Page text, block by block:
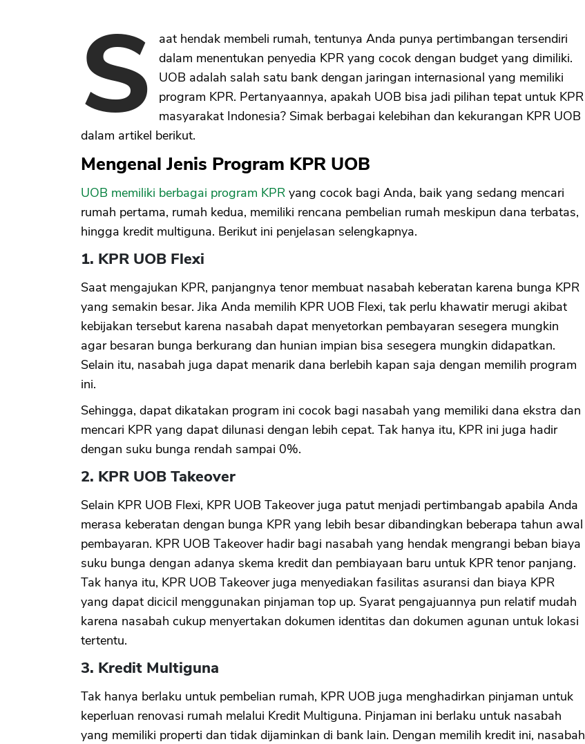
S
aat hendak membeli rumah, tentunya Anda punya pertimbangan tersendiri
dalam menentukan penyedia KPR yang cocok dengan budget yang dimiliki.
UOB adalah salah satu bank dengan jaringan internasional yang memiliki
program KPR. Pertanyaannya, apakah UOB bisa jadi pilihan tepat untuk KPR
masyarakat Indonesia? Simak berbagai kelebihan dan kekurangan KPR UOB
dalam artikel berikut.
Mengenal Jenis Program KPR UOB
UOB memiliki berbagai program KPR yang cocok bagi Anda, baik yang sedang mencari
rumah pertama, rumah kedua, memiliki rencana pembelian rumah meskipun dana terbatas,
hingga kredit multiguna. Berikut ini penjelasan selengkapnya.
1. KPR UOB Flexi
Saat mengajukan KPR, panjangnya tenor membuat nasabah keberatan karena bunga KPR
yang semakin besar. Jika Anda memilih KPR UOB Flexi, tak perlu khawatir merugi akibat
kebijakan tersebut karena nasabah dapat menyetorkan pembayaran sesegera mungkin
agar besaran bunga berkurang dan hunian impian bisa sesegera mungkin didapatkan.
Selain itu, nasabah juga dapat menarik dana berlebih kapan saja dengan memilih program
ini.
Sehingga, dapat dikatakan program ini cocok bagi nasabah yang memiliki dana ekstra dan
mencari KPR yang dapat dilunasi dengan lebih cepat. Tak hanya itu, KPR ini juga hadir
dengan suku bunga rendah sampai 0%.
2. KPR UOB Takeover
Selain KPR UOB Flexi, KPR UOB Takeover juga patut menjadi pertimbangab apabila Anda
merasa keberatan dengan bunga KPR yang lebih besar dibandingkan beberapa tahun awal
pembayaran. KPR UOB Takeover hadir bagi nasabah yang hendak mengrangi beban biaya
suku bunga dengan adanya skema kredit dan pembiayaan baru untuk KPR tenor panjang.
Tak hanya itu, KPR UOB Takeover juga menyediakan fasilitas asuransi dan biaya KPR
yang dapat dicicil menggunakan pinjaman top up. Syarat pengajuannya pun relatif mudah
karena nasabah cukup menyertakan dokumen identitas dan dokumen agunan untuk lokasi
tertentu.
3. Kredit Multiguna
Tak hanya berlaku untuk pembelian rumah, KPR UOB juga menghadirkan pinjaman untuk
keperluan renovasi rumah melalui Kredit Multiguna. Pinjaman ini berlaku untuk nasabah
yang memiliki properti dan tidak dijaminkan di bank lain. Dengan memilih kredit ini, nasabah